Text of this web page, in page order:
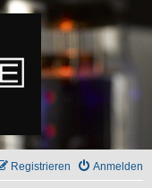
Anmelden
Registrieren